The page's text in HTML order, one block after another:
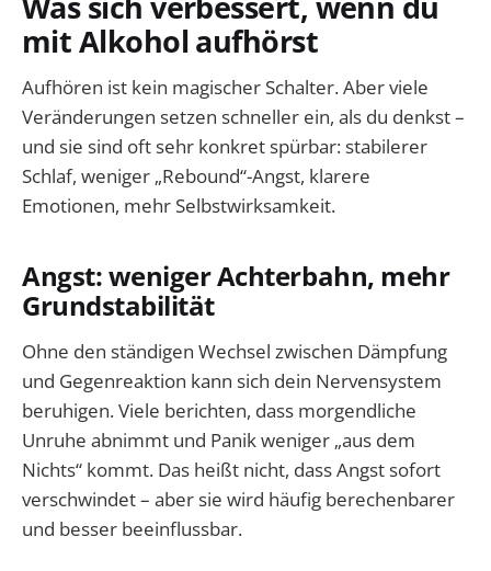
mit Alkohol aufhörst
Aufhören ist kein magischer Schalter. Aber viele
Veränderungen setzen schneller ein, als du denkst –
und sie sind oft sehr konkret spürbar: stabilerer
Schlaf, weniger „Rebound“-Angst, klarere
Emotionen, mehr Selbstwirksamkeit.
Angst: weniger Achterbahn, mehr
Grundstabilität
Ohne den ständigen Wechsel zwischen Dämpfung
und Gegenreaktion kann sich dein Nervensystem
beruhigen. Viele berichten, dass morgendliche
Unruhe abnimmt und Panik weniger „aus dem
Nichts“ kommt. Das heißt nicht, dass Angst sofort
verschwindet – aber sie wird häufig berechenbarer
und besser beeinflussbar.